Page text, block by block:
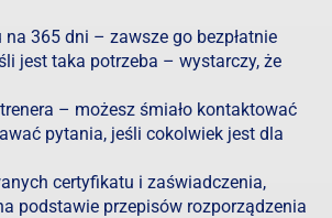
365 dni – zawsze go bezpłatnie
jest taka potrzeba – wystarczy, że
– możesz śmiało kontaktować
pytania, jeśli cokolwiek jest dla
certyfikatu i zaświadczenia,
podstawie przepisów rozporządzenia